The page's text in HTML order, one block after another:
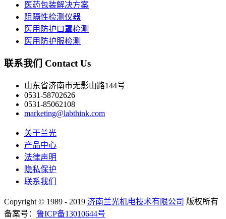
医药包装解决方案
阻隔性检测仪器
医用防护口罩检测
医用防护服检测
联系我们 Contact Us
山东省济南市无影山路144号
0531-58702626
0531-85062108
marketing@labthink.com
关于兰光
产品中心
法律声明
隐私保护
联系我们
Copyright © 1989 - 2019 济南兰光机电技术有限公司 版权所有
备案号： 鲁ICP备13010644号